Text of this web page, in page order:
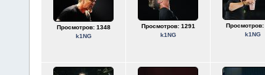
Просмотров: 1348
k1NG
Просмотров: 1291
k1NG
Просмотров:
k1NG